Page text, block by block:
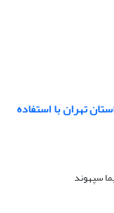
تهران با استفاده
سپهوند